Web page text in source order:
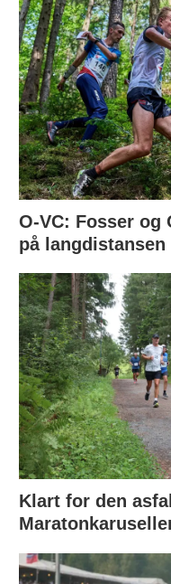
O-VC: Fosser og
på langdistansen
Klart for den